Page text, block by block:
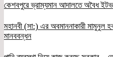
কেশবপুরে ভ্রাম্যমান আদালতে অবৈধ
মহানবী (সা:) এর অবমাননাকারী মামুনুল
মানববন্ধন